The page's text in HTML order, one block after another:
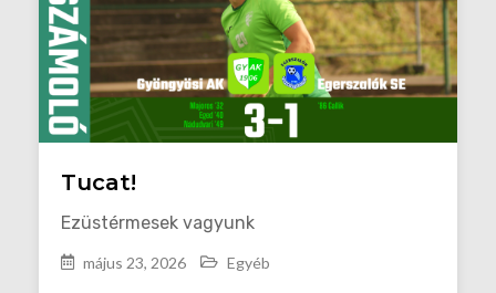
Tucat!
Ezüstérmesek vagyunk
május 23, 2026 Egyéb